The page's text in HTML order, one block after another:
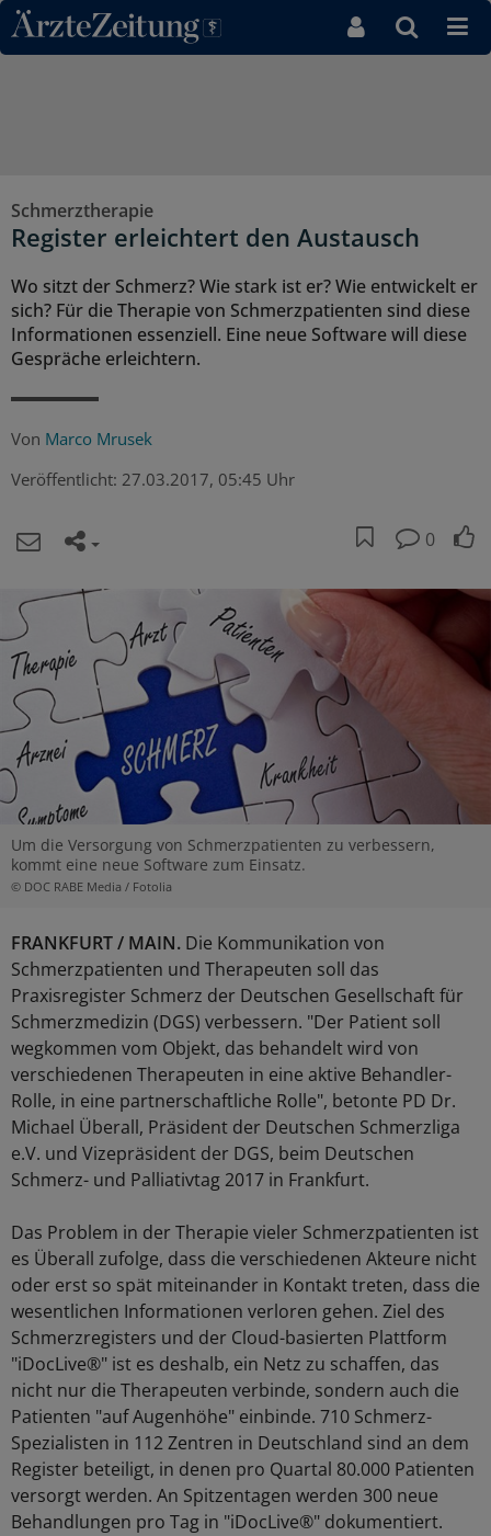
Direkt zum Inhaltsbereich
Schmerztherapie
Register erleichtert den Austausch
Wo sitzt der Schmerz? Wie stark ist er? Wie entwickelt er
sich? Für die Therapie von Schmerzpatienten sind diese
Informationen essenziell. Eine neue Software will diese
Gespräche erleichtern.
Von Marco Mrusek
Veröffentlicht: 27.03.2017, 05:45 Uhr
0
Um die Versorgung von Schmerzpatienten zu verbessern,
kommt eine neue Software zum Einsatz.
© DOC RABE Media / Fotolia
FRANKFURT / MAIN. Die Kommunikation von
Schmerzpatienten und Therapeuten soll das
Praxisregister Schmerz der Deutschen Gesellschaft für
Schmerzmedizin (DGS) verbessern. "Der Patient soll
wegkommen vom Objekt, das behandelt wird von
verschiedenen Therapeuten in eine aktive Behandler-
Rolle, in eine partnerschaftliche Rolle", betonte PD Dr.
Michael Überall, Präsident der Deutschen Schmerzliga
e.V. und Vizepräsident der DGS, beim Deutschen
Schmerz- und Palliativtag 2017 in Frankfurt.
Das Problem in der Therapie vieler Schmerzpatienten ist
es Überall zufolge, dass die verschiedenen Akteure nicht
oder erst so spät miteinander in Kontakt treten, dass die
wesentlichen Informationen verloren gehen. Ziel des
Schmerzregisters und der Cloud-basierten Plattform
"iDocLive®" ist es deshalb, ein Netz zu schaffen, das
nicht nur die Therapeuten verbinde, sondern auch die
Patienten "auf Augenhöhe" einbinde. 710 Schmerz-
Spezialisten in 112 Zentren in Deutschland sind an dem
Register beteiligt, in denen pro Quartal 80.000 Patienten
versorgt werden. An Spitzentagen werden 300 neue
Behandlungen pro Tag in "iDocLive®" dokumentiert.